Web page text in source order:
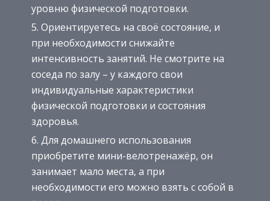
уровню физической подготовки.
Ориентируетесь на своё состояние, и
при необходимости снижайте
интенсивность занятий. Не смотрите на
соседа по залу – у каждого свои
индивидуальные характеристики
физической подготовки и состояния
здоровья.
Для домашнего использования
приобретите мини-велотренажёр, он
занимает мало места, а при
необходимости его можно взять с собой в